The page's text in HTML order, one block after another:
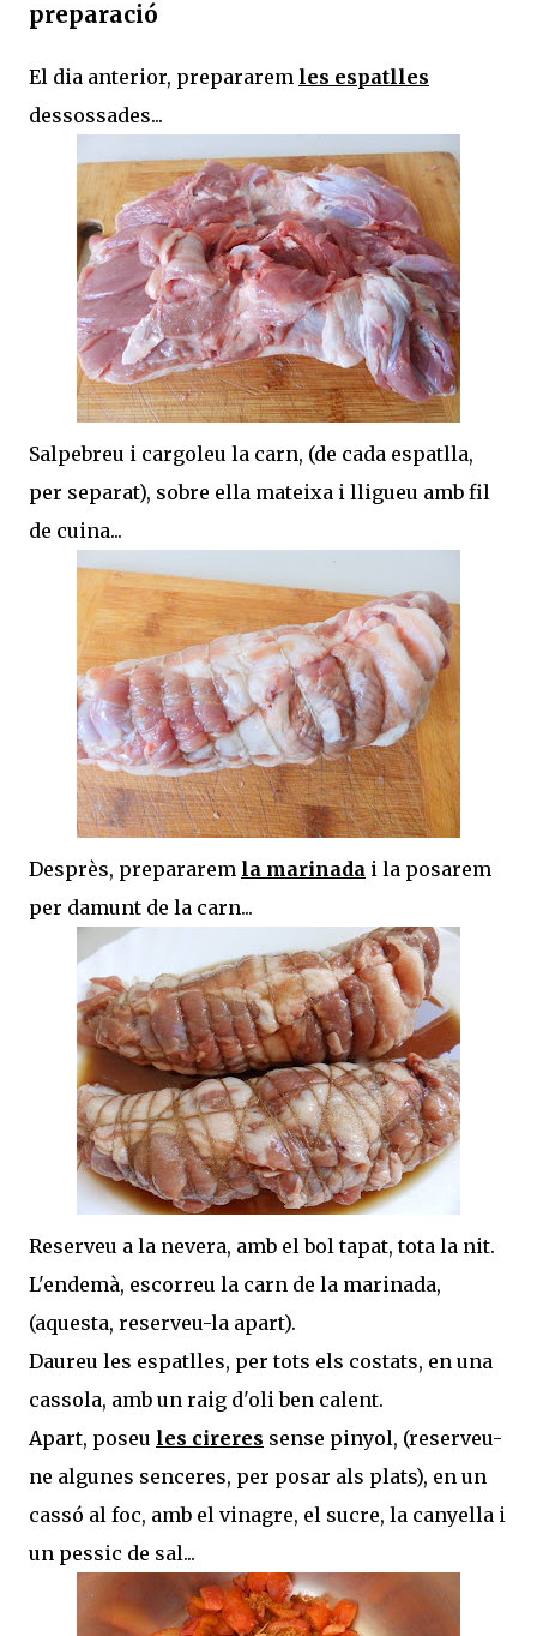
preparació
El dia anterior, prepararem les espatlles
dessossades...
Salpebreu i cargoleu la carn, (de cada espatlla,
per separat), sobre ella mateixa i lligueu amb fil
de cuina...
Desprès, prepararem la marinada i la posarem
per damunt de la carn...
Reserveu a la nevera, amb el bol tapat, tota la nit.
L'endemà, escorreu la carn de la marinada,
(aquesta, reserveu-la apart).
Daureu les espatlles, per tots els costats, en una
cassola, amb un raig d'oli ben calent.
Apart, poseu les cireres sense pinyol, (reserveu-
ne algunes senceres, per posar als plats), en un
cassó al foc, amb el vinagre, el sucre, la canyella i
un pessic de sal...